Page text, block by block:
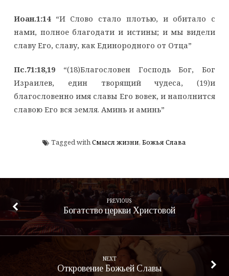
Иоан.1:14“И Слово стало плотью, и обитало с
нами, полное благодати и истины; и мы видели
славу Его, славу, как Единородного от Отца”
Пс.71:18,19“(18)Благословен Господь Бог, Бог
Израилев, един творящий чудеса, (19)и
благословенно имя славы Его вовек, и наполнится
славою Его вся земля. Аминь и аминь”
Tagged withСмысл жизни, Божья Слава
PREVIOUS
Богатство церкви Христовой
NEXT
Откровение Божьей Славы